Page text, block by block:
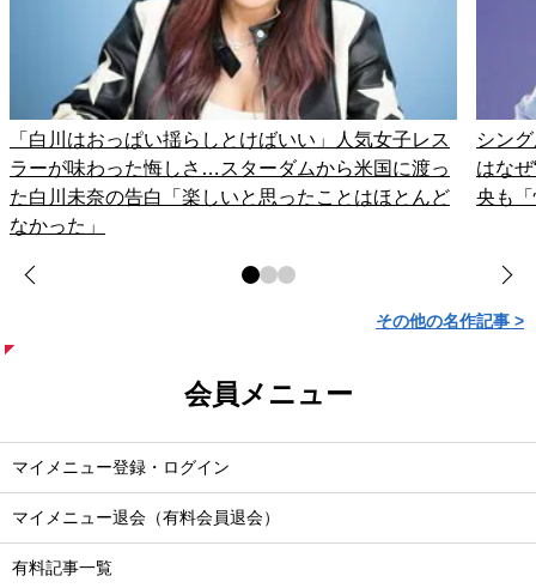
「白川はおっぱい揺らしとけばいい」人気女子レス
ラーが味わった悔しさ…スターダムから米国に渡っ
た白川未奈の告白「楽しいと思ったことはほとんど
なかった」
シン
はな
央も
その他の名作記事 >
会員メニュー
マイメニュー登録・ログイン
マイメニュー退会（有料会員退会）
有料記事一覧